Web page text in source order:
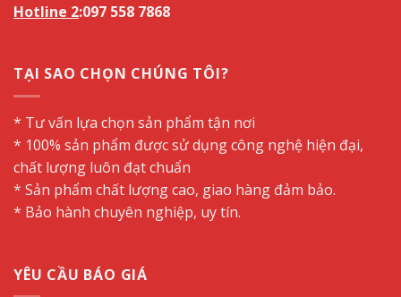
Hotline 2:097 558 7868
TẠI SAO CHỌN CHÚNG TÔI?
* Tư vấn lựa chọn sản phẩm tận nơi
* 100% sản phẩm được sử dụng công nghệ hiện đại,
chất lượng luôn đạt chuẩn
* Sản phẩm chất lượng cao, giao hàng đảm bảo.
* Bảo hành chuyên nghiệp, uy tín.
YÊU CẦU BÁO GIÁ